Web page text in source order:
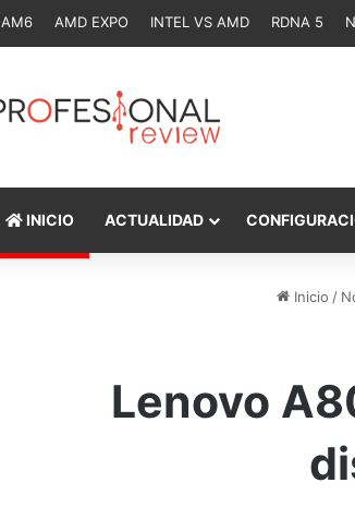
AM6 AMD EXPO INTEL VS AMD RDNA 5
INICIO ACTUALIDAD
Inicio /
Lenovo